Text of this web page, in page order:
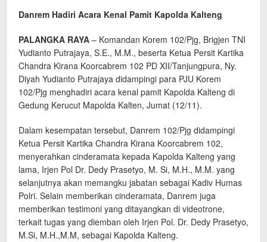
Danrem Hadiri Acara Kenal Pamit Kapolda Kalteng
PALANGKA RAYA – Komandan Korem 102/Pjg, Brigjen TNI
Yudianto Putrajaya, S.E., M.M., beserta Ketua Persit Kartika
Chandra Kirana Koorcabrem 102 PD XII/Tanjungpura, Ny.
Diyah Yudianto Putrajaya didampingi para PJU Korem
102/Pjg menghadiri acara kenal pamit Kapolda Kalteng di
Gedung Kerucut Mapolda Kalten, Jumat (12/11).
Dalam kesempatan tersebut, Danrem 102/Pjg didampingi
Ketua Persit Kartika Chandra Kirana Koorcabrem 102,
menyerahkan cinderamata kepada Kapolda Kalteng yang
lama, Irjen Pol Dr. Dedy Prasetyo, M. Si, M.H., M.M. yang
selanjutnya akan memangku jabatan sebagai Kadiv Humas
Polri. Selain memberikan cinderamata, Danrem juga
memberikan testimoni yang ditayangkan di videotrone,
terkait tugas yang diemban oleh Irjen Pol. Dr. Dedy Prasetyo,
M.Si, M.H.,M.M, sebagai Kapolda Kalteng.